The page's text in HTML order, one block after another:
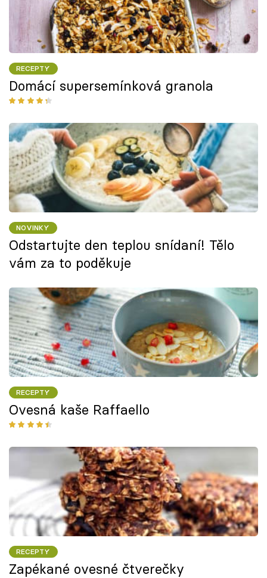
RECEPTY
Domácí supersemínková granola
NOVINKY
Odstartujte den teplou snídaní! Tělo
vám za to poděkuje
RECEPTY
Ovesná kaše Raffaello
RECEPTY
Zapékané ovesné čtverečky